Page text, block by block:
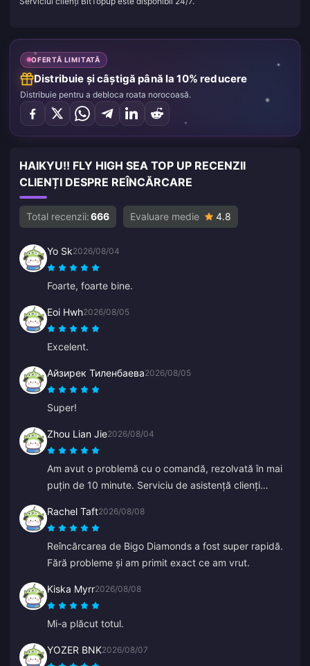
OFERTĂ LIMITATĂ
Distribuie și câștigă până la 10% reducere
Distribuie pentru a debloca roata norocoasă.
HAIKYU!! FLY HIGH SEA TOP UP RECENZII
CLIENȚI DESPRE REÎNCĂRCARE
Total recenzii:666 Evaluare medie 4.8
Yo Sk2026/08/04
Foarte, foarte bine.
Eoi Hwh2026/08/05
Excelent.
Айзирек Тиленбаева2026/08/05
Super!
Zhou Lian Jie2026/08/04
Am avut o problemă cu o comandă, rezolvată în mai
puțin de 10 minute. Serviciu de asistență clienți
Rachel Taft2026/08/08
Reîncărcarea de Bigo Diamonds a fost super rapidă.
Fără probleme și am primit exact ce am vrut.
Kiska Myrr2026/08/08
Mi-a plăcut totul.
YOZER BNK2026/08/07